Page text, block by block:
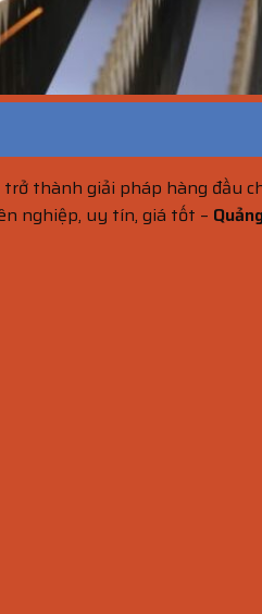
trở thành giải pháp hàng đầu
nghiệp, uy tín, giá tốt –